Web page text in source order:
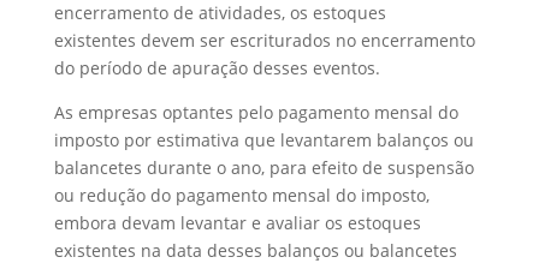
encerramento de atividades, os estoques
existentes devem ser escriturados no encerramento
do período de apuração desses eventos.
As empresas optantes pelo pagamento mensal do
imposto por estimativa que levantarem balanços ou
balancetes durante o ano, para efeito de suspensão
ou redução do pagamento mensal do imposto,
embora devam levantar e avaliar os estoques
existentes na data desses balanços ou balancetes